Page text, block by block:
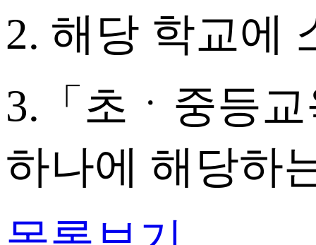
2. 해당 학교에
3.「초ㆍ중등
하나에 해당하